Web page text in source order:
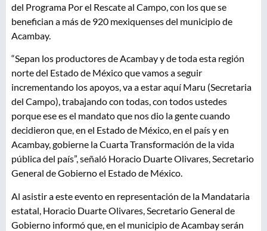
del Programa Por el Rescate al Campo, con los que se
benefician a más de 920 mexiquenses del municipio de
Acambay.
“Sepan los productores de Acambay y de toda esta región
norte del Estado de México que vamos a seguir
incrementando los apoyos, va a estar aquí Maru (Secretaria
del Campo), trabajando con todas, con todos ustedes
porque ese es el mandato que nos dio la gente cuando
decidieron que, en el Estado de México, en el país y en
Acambay, gobierne la Cuarta Transformación de la vida
pública del país”, señaló Horacio Duarte Olivares, Secretario
General de Gobierno el Estado de México.
Al asistir a este evento en representación de la Mandataria
estatal, Horacio Duarte Olivares, Secretario General de
Gobierno informó que, en el municipio de Acambay serán